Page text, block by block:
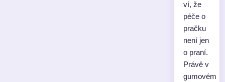
ví, že
péče o
pračku
není jen
o praní.
Právě v
gumovém